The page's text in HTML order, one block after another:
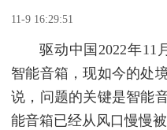
11-9 16:29:51
驱动中国2022年11
智能音箱，现如今的处
说，问题的关键是智能
能音箱已经从风口慢慢被